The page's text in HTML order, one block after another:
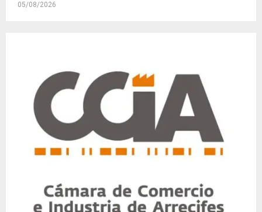
05/08/2026